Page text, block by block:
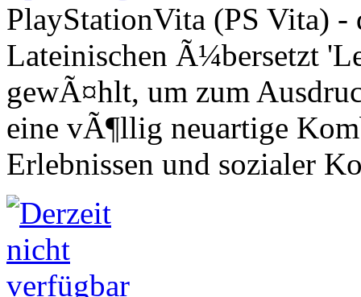
PlayStationVita (PS Vita) -
Lateinischen Ã¼bersetzt
gewÃ¤hlt, um zum
eine vÃ¶llig neuartige
Erlebnissen und sozialer